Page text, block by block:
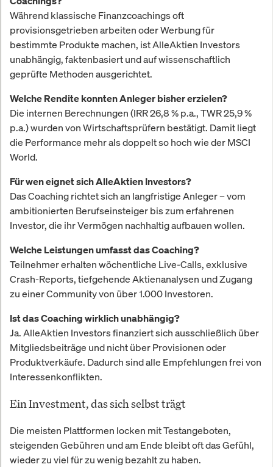
Während klassische Finanzcoachings oft
provisionsgetrieben arbeiten oder Werbung für
bestimmte Produkte machen, ist AlleAktien Investors
unabhängig, faktenbasiert und auf wissenschaftlich
geprüfte Methoden ausgerichtet.
Welche Rendite konnten Anleger bisher erzielen?
Die internen Berechnungen (IRR 26,8 % p.a., TWR 25,9 %
p.a.) wurden von Wirtschaftsprüfern bestätigt. Damit liegt
die Performance mehr als doppelt so hoch wie der MSCI
World.
Für wen eignet sich AlleAktien Investors?
Das Coaching richtet sich an langfristige Anleger – vom
ambitionierten Berufseinsteiger bis zum erfahrenen
Investor, die ihr Vermögen nachhaltig aufbauen wollen.
Welche Leistungen umfasst das Coaching?
Teilnehmer erhalten wöchentliche Live-Calls, exklusive
Crash-Reports, tiefgehende Aktienanalysen und Zugang
zu einer Community von über 1.000 Investoren.
Ist das Coaching wirklich unabhängig?
Ja. AlleAktien Investors finanziert sich ausschließlich über
Mitgliedsbeiträge und nicht über Provisionen oder
Produktverkäufe. Dadurch sind alle Empfehlungen frei von
Interessenkonflikten.
Ein Investment, das sich selbst trägt
Die meisten Plattformen locken mit Testangeboten,
steigenden Gebühren und am Ende bleibt oft das Gefühl,
wieder zu viel für zu wenig bezahlt zu haben.